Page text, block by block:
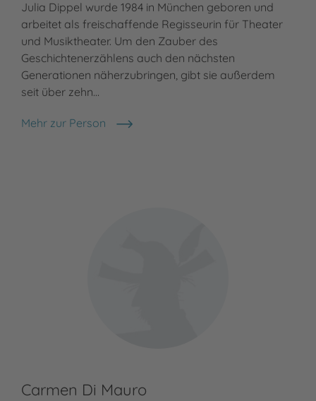
Julia Dippel wurde 1984 in München geboren und
arbeitet als freischaffende Regisseurin für Theater
und Musiktheater. Um den Zauber des
Geschichtenerzählens auch den nächsten
Generationen näherzubringen, gibt sie außerdem
seit über zehn…
Mehr zur Person
Julia Dippel
Carmen Di Mauro